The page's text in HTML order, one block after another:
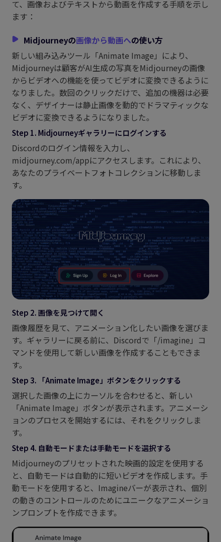
て、画像およびテキストから動画を作成する手順を示し
ます：
Midjourneyの画像から動画への使い方
新しい組み込みツール「Animate Image」により、
Midjourneyは顧客がAI生成の写真をMidjourneyの画像
からビデオへの機能を使ってビデオに変換できるように
なりました。数回のクリックだけで、追加の機器は必要
なく、デザイナーは静止画像を動的でドラマティックな
ビデオに変換できるようになりました。
Step 1. Midjourneyギャラリーにログインする
Discordのログイン情報を入力し、
midjourney.com/appにアクセスします。これにより、
あなたのプライベートフォトコレクションに移動しま
す。
Step 2. 画像を見つけて開く
画像履歴を見て、アニメーション化したい画像を選びま
す。ギャラリーに戻る前に、Discordで「/imagine」コ
マンドを使用して新しい画像を作成することもできま
す。
Step 3. 「Animate Image」ボタンをクリックする
選択した画像の上にカーソルを合わせると、新しい
「Animate Image」ボタンが表示されます。アニメーシ
ョンのプロセスを開始するには、それをクリックしま
す。
Step 4. 自動モードまたは手動モードを選択する
Midjourneyのプリセットされた映画的設定を使用する
と、自動モードは自動的に短いビデオを作成します。手
動モードを使用すると、Imagineバーが表示され、個別
の動きのコントロールのためにユニークなアニメーショ
ンプロンプトを作成できます。